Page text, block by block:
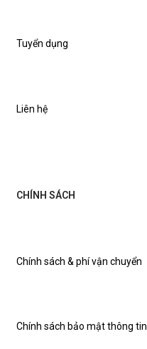
Tuyển dụng
Liên hệ
CHÍNH SÁCH
Chính sách bảo mật thông tin
Chính sách & phí vận chuyển